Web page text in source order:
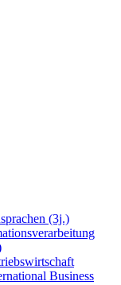
(3j.)
Business